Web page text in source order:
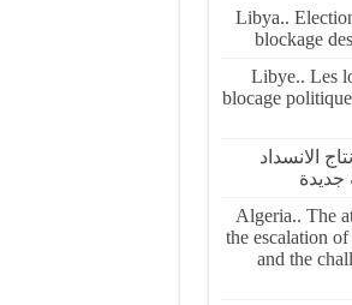
Libya..
blockage
Libye.. Les
blocage
الانسداد
جديدة
Algeria.. The
the escalation
and the